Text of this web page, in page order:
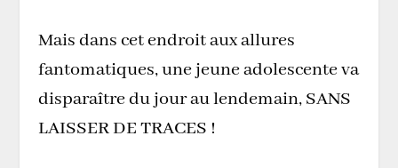
Mais dans cet endroit aux allures
fantomatiques, une jeune adolescente va
disparaître du jour au lendemain, SANS
LAISSER DE TRACES !